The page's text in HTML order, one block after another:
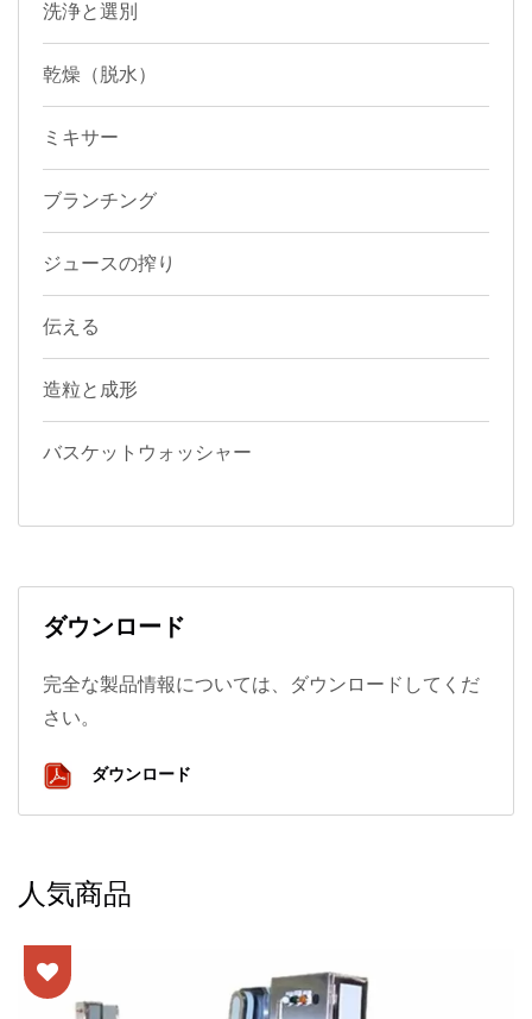
洗浄と選別
乾燥（脱水）
ミキサー
ブランチング
ジュースの搾り
伝える
造粒と成形
バスケットウォッシャー
ダウンロード
完全な製品情報については、ダウンロードしてくだ
さい。
ダウンロード
人気商品